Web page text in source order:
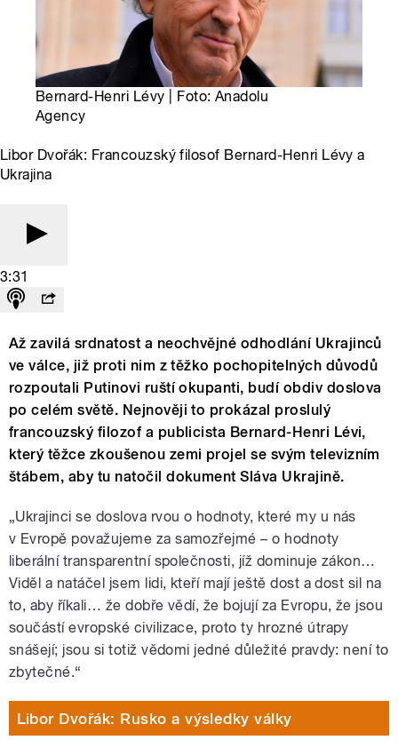
Bernard-Henri Lévy | Foto: Anadolu
Agency
Libor Dvořák: Francouzský filosof Bernard-Henri Lévy a
Ukrajina
3:31
Až zavilá srdnatost a neochvějné odhodlání Ukrajinců
ve válce, již proti nim z těžko pochopitelných důvodů
rozpoutali Putinovi ruští okupanti, budí obdiv doslova
po celém světě. Nejnověji to prokázal proslulý
francouzský filozof a publicista Bernard-Henri Lévi,
který těžce zkoušenou zemi projel se svým televizním
štábem, aby tu natočil dokument Sláva Ukrajině.
„Ukrajinci se doslova rvou o hodnoty, které my u nás
v Evropě považujeme za samozřejmé – o hodnoty
liberální transparentní společnosti, jíž dominuje zákon…
Viděl a natáčel jsem lidi, kteří mají ještě dost a dost sil na
to, aby říkali… že dobře vědí, že bojují za Evropu, že jsou
součástí evropské civilizace, proto ty hrozné útrapy
snášejí; jsou si totiž vědomi jedné důležité pravdy: není to
zbytečné.“
Libor Dvořák: Rusko a výsledky války